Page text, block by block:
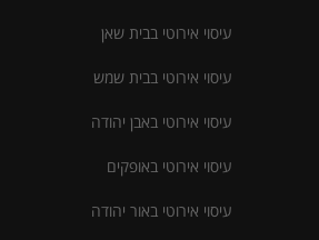
עיסוי אירוטי בבית שאן
עיסוי אירוטי בבית שמש
עיסוי אירוטי באבן יהודה
עיסוי אירוטי באופקים
עיסוי אירוטי באור יהודה